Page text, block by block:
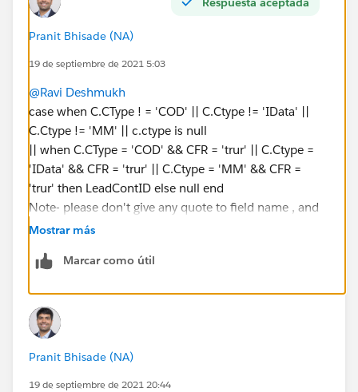
Pranit Bhisade (NA)
19 de septiembre de 2021 5:03
@Ravi Deshmukh
case when C.CType ! = 'COD' || C.Ctype != 'IData' ||
C.Ctype != 'MM' || c.ctype is null
|| when C.CType = 'COD' && CFR = 'trur' || C.Ctype =
'IData' && CFR = 'trur' || C.Ctype = 'MM' && CFR =
'trur' then LeadContID else null end
Note- please don't give any quote to field name , and
give single quotes to text value.
Make sure the Output type is TEXT
Mostrar más
Marcar como útil
Pranit Bhisade (NA)
19 de septiembre de 2021 20:44